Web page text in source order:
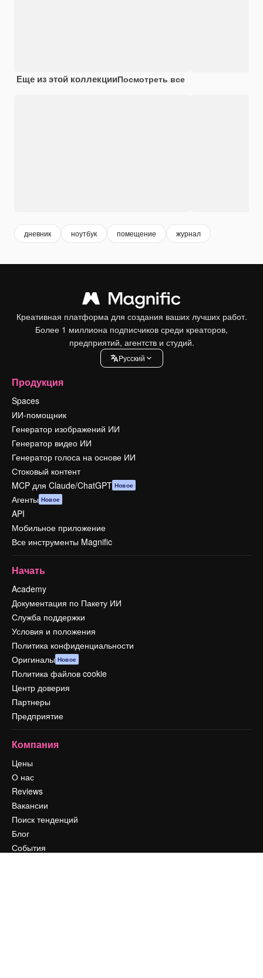
Еще из этой коллекцииПосмотреть все
дневник ноутбук помещение журнал
Креативная платформа для создания ваших лучших работ.
Более 1 миллиона подписчиков среди креаторов,
предприятий, агентств и студий.
Pусский
Продукция
Spaces
ИИ-помощник
Генератор изображений ИИ
Генератор видео ИИ
Генератор голоса на основе ИИ
Стоковый контент
MCP для Claude/ChatGPT Новое
Агенты Новое
API
Мобильное приложение
Все инструменты Magnific
Начать
Academy
Документация по Пакету ИИ
Служба поддержки
Условия и положения
Политика конфиденциальности
Оригиналы Новое
Политика файлов cookie
Центр доверия
Партнеры
Предприятие
Компания
Цены
О нас
Reviews
Вакансии
Поиск тенденций
Блог
События